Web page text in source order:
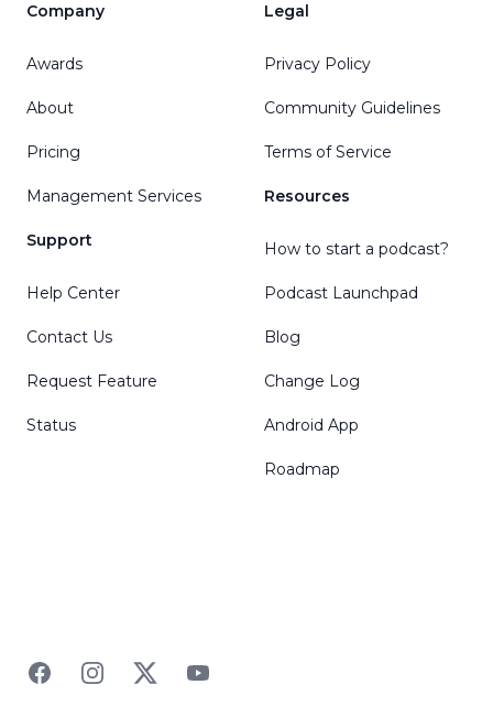
Company
Awards
About
Pricing
Management Services
Support
Help Center
Contact Us
Request Feature
Status
Legal
Privacy Policy
Community Guidelines
Terms of Service
Resources
How to start a podcast?
Podcast Launchpad
Blog
Change Log
Android App
Roadmap
FacebookInstagramTwitterYouTube